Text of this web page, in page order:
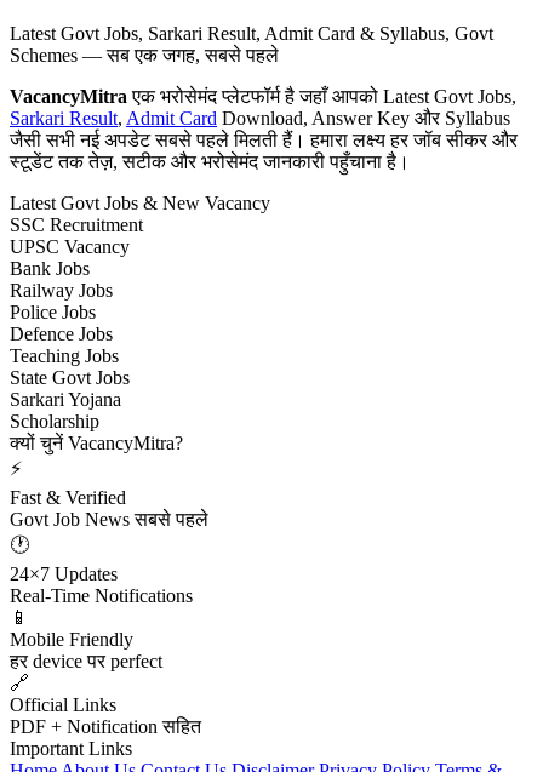
Latest Govt Jobs, Sarkari Result, Admit Card & Syllabus, Govt
Schemes — सब एक जगह, सबसे पहले
VacancyMitra एक भरोसेमंद प्लेटफॉर्म है जहाँ आपको Latest Govt Jobs,
Sarkari Result, Admit Card Download, Answer Key और Syllabus
जैसी सभी नई अपडेट सबसे पहले मिलती हैं। हमारा लक्ष्य हर जॉब सीकर और
स्टूडेंट तक तेज़, सटीक और भरोसेमंद जानकारी पहुँचाना है।
Latest Govt Jobs & New Vacancy
SSC Recruitment
UPSC Vacancy
Bank Jobs
Railway Jobs
Police Jobs
Defence Jobs
Teaching Jobs
State Govt Jobs
Sarkari Yojana
Scholarship
क्यों चुनें VacancyMitra?
⚡
Fast & Verified
Govt Job News सबसे पहले
🕐
24×7 Updates
Real-Time Notifications
📱
Mobile Friendly
हर device पर perfect
🔗
Official Links
PDF + Notification सहित
Important Links